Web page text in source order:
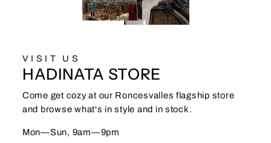
VISIT US
HADINATA STORE
Come get cozy at our Roncesvalles flagship store
and browse what's in style and in stock.
Mon—Sun, 9am—9pm